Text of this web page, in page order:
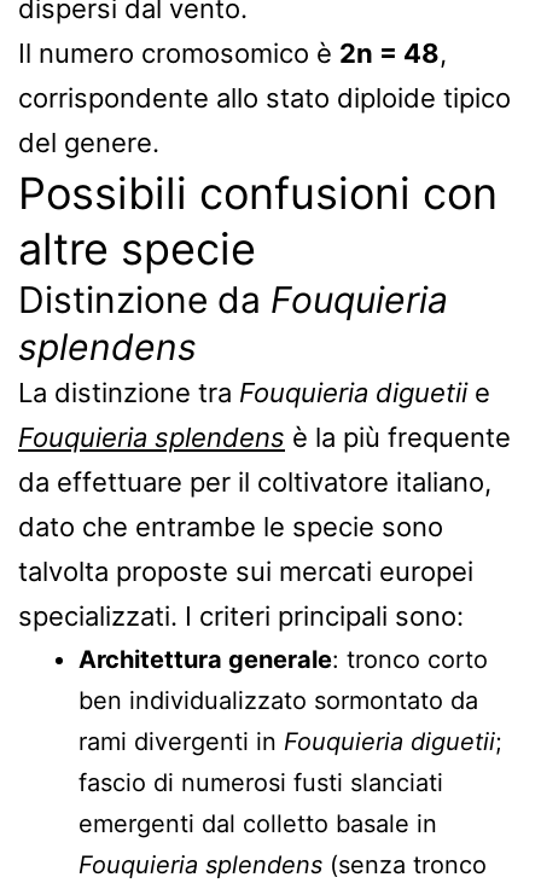
dispersi dal vento.
Il numero cromosomico è 2n = 48,
corrispondente allo stato diploide tipico
del genere.
Possibili confusioni con
altre specie
Distinzione da Fouquieria
splendens
La distinzione tra Fouquieria diguetiie
Fouquieria splendens è la più frequente
da effettuare per il coltivatore italiano,
dato che entrambe le specie sono
talvolta proposte sui mercati europei
specializzati. I criteri principali sono:
Architettura generale: tronco corto
ben individualizzato sormontato da
rami divergenti in Fouquieria diguetii;
fascio di numerosi fusti slanciati
emergenti dal colletto basale in
Fouquieria splendens (senza tronco